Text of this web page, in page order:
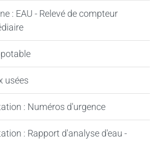
: EAU - Relevé de compteur
usées
: Numéros d'urgence
: Rapport d'analyse d'eau -